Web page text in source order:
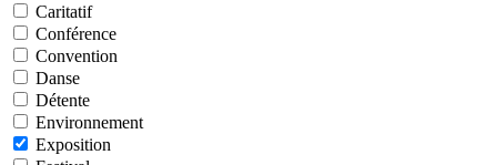
Caritatif
Conférence
Convention
Danse
Détente
Environnement
Exposition